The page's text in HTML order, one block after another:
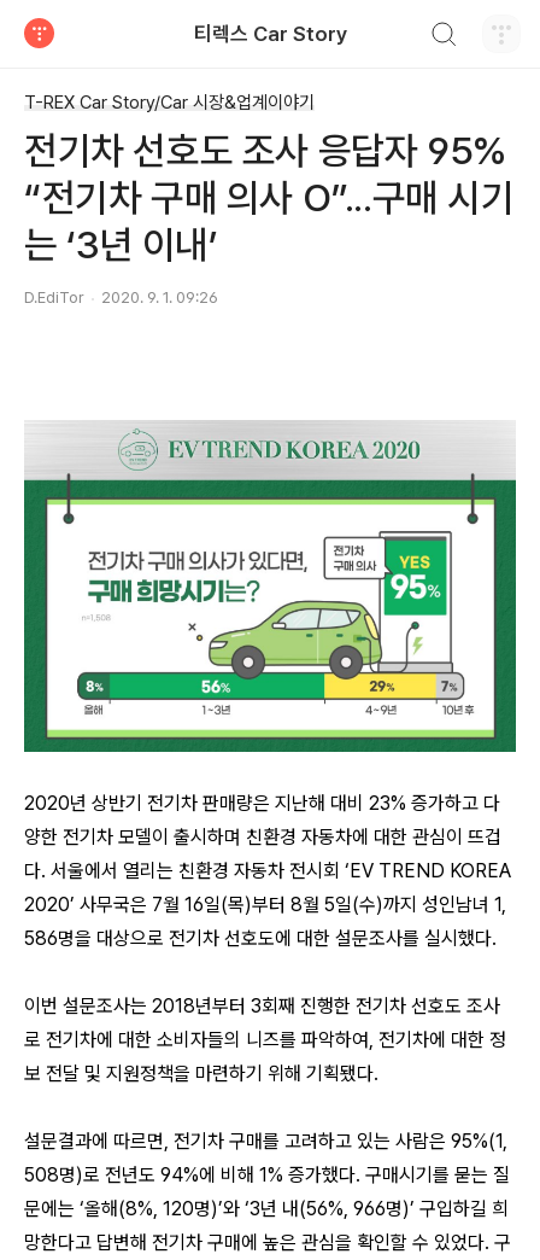
티렉스 Car Story
T-REX Car Story/Car 시장&업계이야기
전기차 선호도 조사 응답자 95%
“전기차 구매 의사 O”...구매 시기
는 ‘3년 이내’
D.EdiTor 2020. 9. 1. 09:26
2020년 상반기 전기차 판매량은 지난해 대비 23% 증가하고 다
양한 전기차 모델이 출시하며 친환경 자동차에 대한 관심이 뜨겁
다. 서울에서 열리는 친환경 자동차 전시회 ‘EV TREND KOREA
2020’ 사무국은 7월 16일(목)부터 8월 5일(수)까지 성인남녀 1,
586명을 대상으로 전기차 선호도에 대한 설문조사를 실시했다.
이번 설문조사는 2018년부터 3회째 진행한 전기차 선호도 조사
로 전기차에 대한 소비자들의 니즈를 파악하여, 전기차에 대한 정
보 전달 및 지원정책을 마련하기 위해 기획됐다.
설문결과에 따르면, 전기차 구매를 고려하고 있는 사람은 95%(1,
508명)로 전년도 94%에 비해 1% 증가했다. 구매시기를 묻는 질
문에는 ‘올해(8%, 120명)’와 ‘3년 내(56%, 966명)’ 구입하길 희
망한다고 답변해 전기차 구매에 높은 관심을 확인할 수 있었다. 구